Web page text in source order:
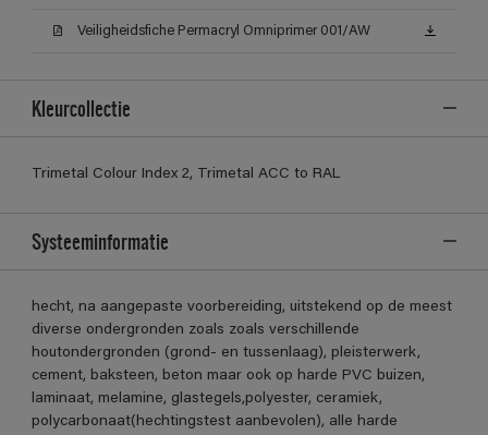
Veiligheidsfiche Permacryl Omniprimer 001/AW
Kleurcollectie
Trimetal Colour Index 2, Trimetal ACC to RAL
Systeeminformatie
hecht, na aangepaste voorbereiding, uitstekend op de meest
diverse ondergronden zoals zoals verschillende
houtondergronden (grond- en tussenlaag), pleisterwerk,
cement, baksteen, beton maar ook op harde PVC buizen,
laminaat, melamine, glastegels,polyester, ceramiek,
polycarbonaat(hechtingstest aanbevolen), alle harde